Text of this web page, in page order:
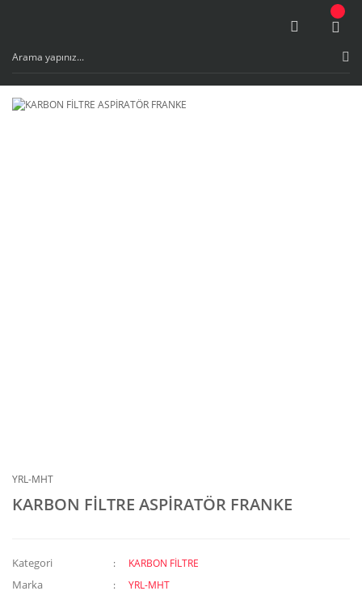
YRL-MHT
KARBON FİLTRE ASPİRATÖR FRANKE
Kategori KARBON FİLTRE
Marka YRL-MHT